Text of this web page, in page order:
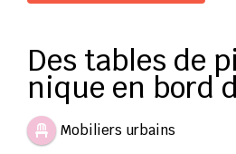
Des tables de
nique en bord
Mobiliers urbains